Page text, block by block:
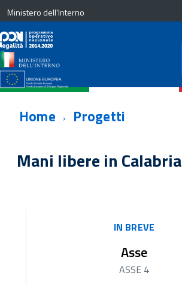
Ministero dell'Interno
Home Progetti
Mani libere in Calabria
IN BREVE
Asse
ASSE 4